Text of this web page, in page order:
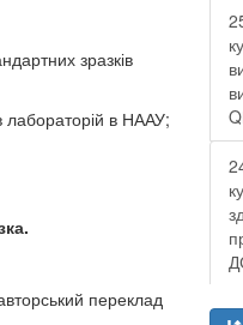
зразків
лабораторій в НААУ;
переклад